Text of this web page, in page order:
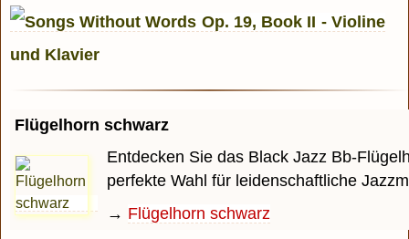
Flügelhorn schwarz
Entdecken Sie das Black Jazz Bb-
perfekte Wahl für leidenschaftliche
→ Flügelhorn schwarz